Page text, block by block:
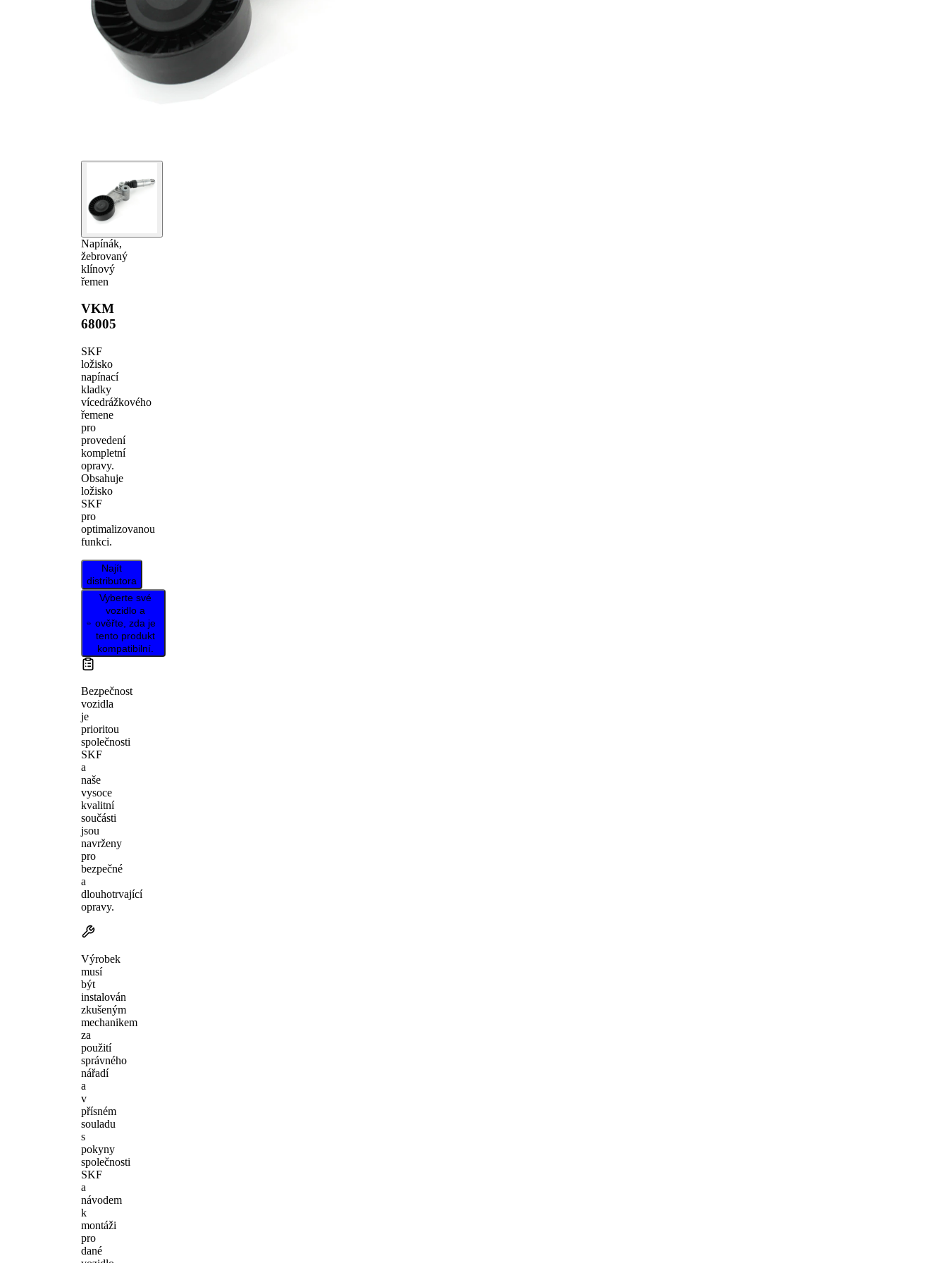
Napínák,
žebrovaný
klínový
řemen
VKM
68005
SKF
ložisko
napínací
kladky
vícedrážkového
řemene
pro
provedení
kompletní
opravy.
Obsahuje
ložisko
SKF
pro
optimalizovanou
funkci.
Najít
distributora
Vyberte své
vozidlo a
ověřte, zda je
tento produkt
kompatibilní.
Bezpečnost
vozidla
je
prioritou
společnosti
SKF
a
naše
vysoce
kvalitní
součásti
jsou
navrženy
pro
bezpečné
a
dlouhotrvající
opravy.
Výrobek
musí
být
instalován
zkušeným
mechanikem
za
použití
správného
nářadí
a
v
přísném
souladu
s
pokyny
společnosti
SKF
a
návodem
k
montáži
pro
dané